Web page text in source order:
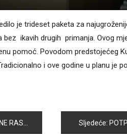
je trideset paketa za
ikavih drugih primanja. Ovog
pomoć. Povodom predstojećeg
i ove godine u planu je
VOGOŠĆA Sljedeće: